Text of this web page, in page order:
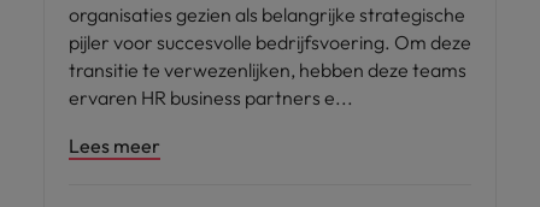
organisaties gezien als belangrijke strategische
pijler voor succesvolle bedrijfsvoering. Om deze
transitie te verwezenlijken, hebben deze teams
ervaren HR business partners e
Lees meer